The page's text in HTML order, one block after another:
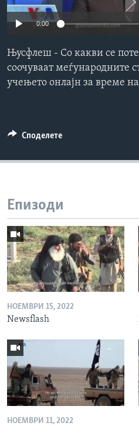
ИНТЕРВЈУА
Јазици
0:00
Њусфлеш - Со какви се
соочуваат меѓународните
учењето онлајн за време
Споделете
Епизоди
НОЕМВРИ 15, 2022
Newsflash
НОЕМВРИ 11, 2022